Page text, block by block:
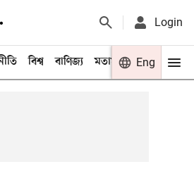
Login
বিশ্ব বাণিজ্য মতামত খেলা
Eng